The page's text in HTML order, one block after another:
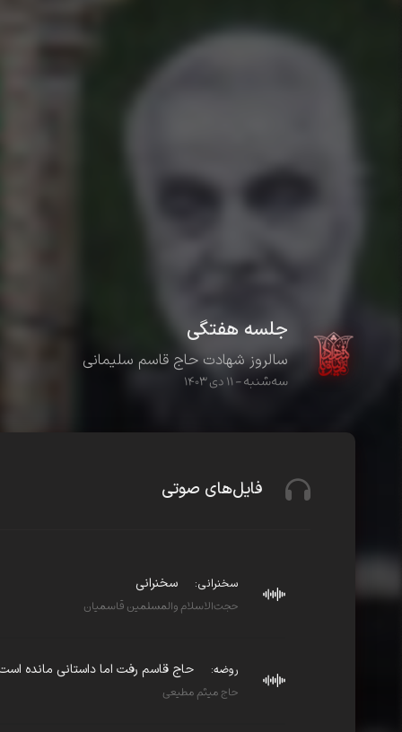
جلسه هفتگی
سالروز شهادت حاج قاسم سلیمانی
سه‌شنبه - ۱۱ دی ۱۴۰۳
فایل‌های صوتی
سخنرانی:
سخنرانی
حجت‌الاسلام والمسلمین قاسمیان
روضه:
حاج قاسم رفت اما داستانی مانده
حاج میثم مطیعی